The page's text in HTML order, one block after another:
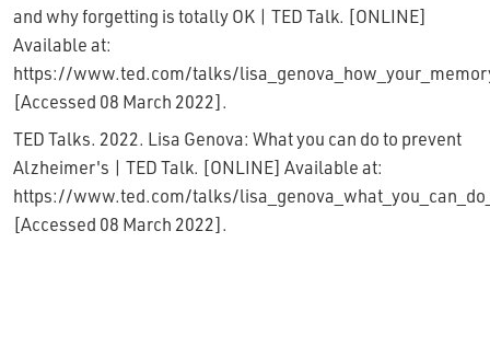
and why forgetting is totally OK | TED Talk. [ONLINE]
Available at:
https://www.ted.com/talks/
[Accessed 08 March 2022].
TED Talks. 2022. Lisa Genova: What you can do to prevent
Alzheimer's | TED Talk. [ONLINE] Available at:
https://www.ted.com/talks/
[Accessed 08 March 2022].